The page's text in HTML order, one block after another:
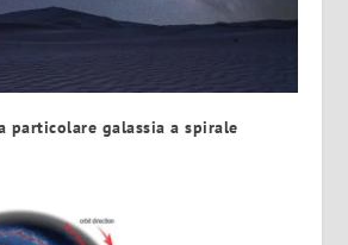
particolare galassia a spirale